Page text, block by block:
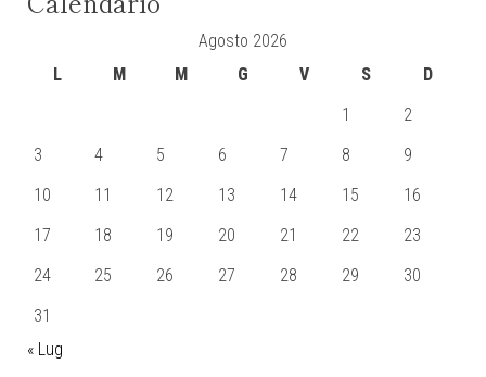
Agosto 2026
L
M M G V S
D
1
2
3
4 5 6 7 8
9
10
11 12 13 14 15
16
17
18 19 20 21 22
23
24
25 26 27 28 29
30
31
« Lug